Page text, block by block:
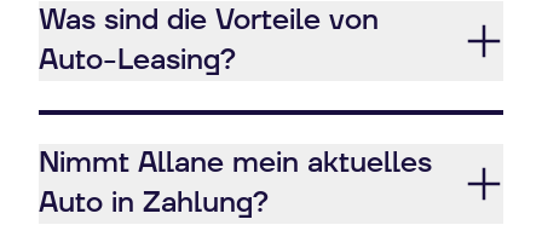
Was sind die Vorteile von
Auto-Leasing?
Nimmt Allane mein aktuelles
Auto in Zahlung?